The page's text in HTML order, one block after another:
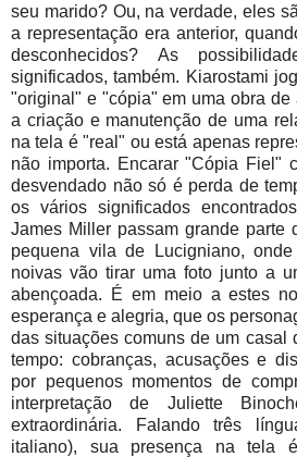
seu marido? Ou, na verdade, eles
a representação era anterior,
desconhecidos? As
significados, também. Kiarostami
"original" e "cópia" em uma obra de
a criação e manutenção de uma
na tela é "real" ou está apenas
não importa. Encarar "Cópia Fiel"
desvendado não só é perda de
os vários significados
James Miller passam grande parte
pequena vila de Lucigniano,
noivas vão tirar uma foto junto a
abençoada. É em meio a estes
esperança e alegria, que os
das situações comuns de um casal
tempo: cobranças, acusações e
por pequenos momentos de
interpretação de Juliette
extraordinária. Falando três
italiano), sua presença na tela